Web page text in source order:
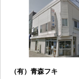
（有）青森フキ